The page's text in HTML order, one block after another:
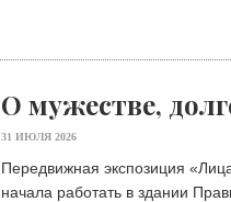
О мужестве,
31 ИЮЛЯ 2026
Передвижная экспозиция
начала работать в здании